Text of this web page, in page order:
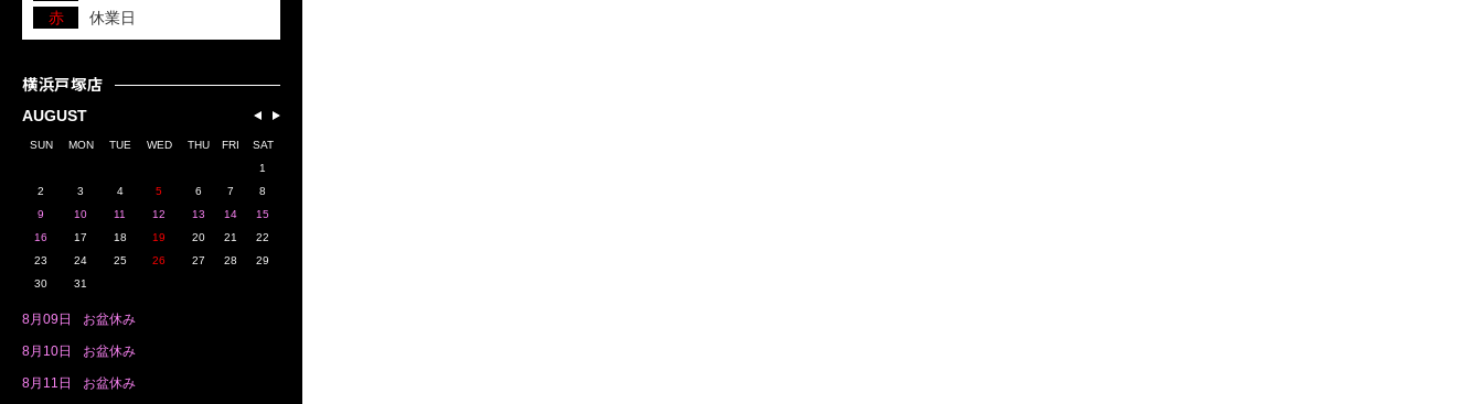
赤
休業日
横浜戸塚店
AUGUST
SUN MON TUE WED THU FRI
SAT
1
2
3 4 5 6 7
8
9
10 11 12 13 14
15
16
17 18 19 20 21
22
23
24 25 26 27 28
29
30
31
8月 09日 お盆休み
8月 10日 お盆休み
8月 11日 お盆休み